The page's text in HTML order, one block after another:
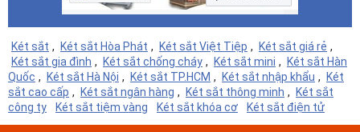
Két sắt , Két sắt Hòa Phát , Két sắt Việt Tiệp , Két sắt giá rẻ ,
Két sắt gia đình , Két sắt chống cháy , Két sắt mini ,
Két sắt Hàn
Quốc , Két sắt Hà Nội , Két sắt TP.HCM , Két sắt nhập khẩu ,
Két
sắt cao cấp , Két sắt ngân hàng , Két sắt thông minh ,
Két sắt
công ty
Két sắt tiệm vàng Két sắt khóa cơ Két sắt điện tử